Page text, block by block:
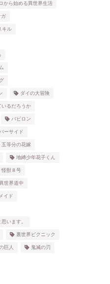
から始める異世界生活
ガ
キル
ダイの大冒険
いるだろうか
バビロン
ーサイド
五等分の花嫁
地縛少年花子くん
怪獣８号
世界道中
イド
います。
裏世界ピクニック
巨人 鬼滅の刃